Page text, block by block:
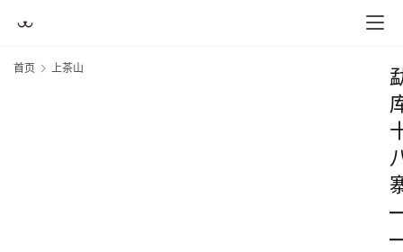
首页 上茶山